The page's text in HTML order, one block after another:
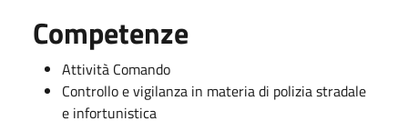
Competenze
Attività Comando
Controllo e vigilanza in materia di polizia stradale
e infortunistica